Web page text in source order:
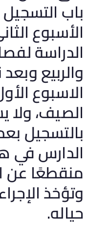
باب
الأسبوع
الدراسة
والربيع
الاسبوع
الصيف، ولا
بالتسجيل
الدارس في
منقطعًا عن
وتؤخذ
حياله.